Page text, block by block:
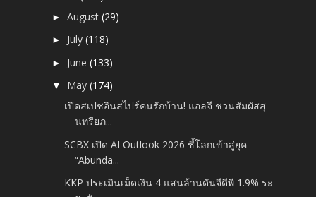
►August(29)
► July(118)
► June(133)
▼ May(174)
เปิดสเปซอินสไปร์คนรักบ้าน! แอลจี ชวนสัมผัสสุ
นทรียภ...
SCBX เปิด AI Outlook 2026 ชี้โลกเข้าสู่ยุค
“Abunda...
KKP ประเมินเม็ดเงิน 4 แสนล้านดันจีดีพี 1.9% ระ